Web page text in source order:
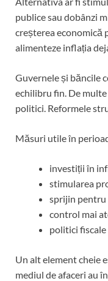
publice sau dobânzi
creșterea economică
alimenteze inflația
Guvernele și băncile
echilibru fin. De
politici. Reformele
Măsuri utile în
investiții în
stimularea
sprijin
control mai
politici
Un alt element cheie
mediul de afaceri au